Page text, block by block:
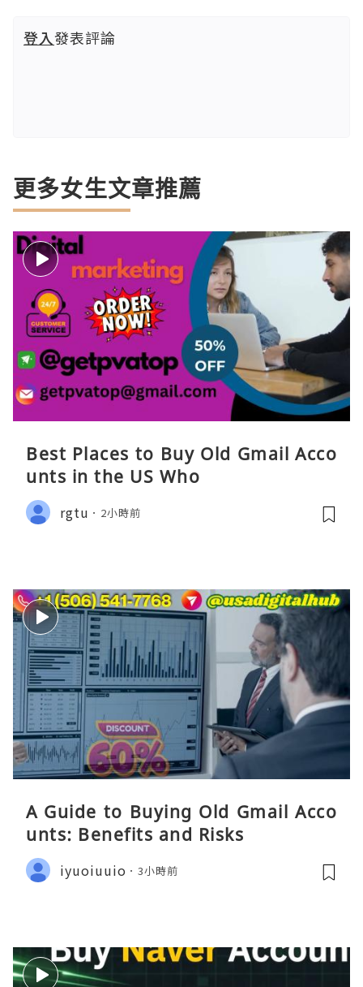
登入發表評論
更多女生文章推薦
Best Places to Buy Old Gmail Acco
unts in the US Who
rgtu 2小時前
A Guide to Buying Old Gmail Acco
unts: Benefits and Risks
iyuoiuuio 3小時前